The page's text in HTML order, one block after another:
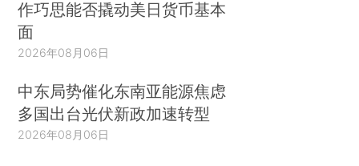
作巧思能否撬动美日货币基本
面
2026年08月06日
中东局势催化东南亚能源焦虑
多国出台光伏新政加速转型
2026年08月06日